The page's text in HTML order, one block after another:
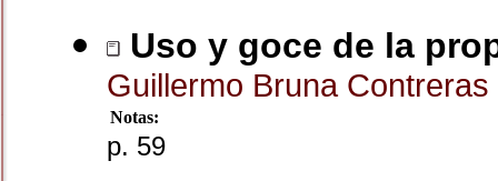
Uso y goce de la
Guillermo Bruna Contreras
Notas:
p. 59